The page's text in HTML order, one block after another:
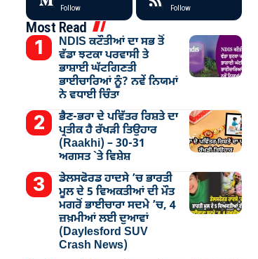
Follow Follow
Most Read
NDIS ਕਟੌਤੀਆਂ ਦਾ ਸਭ ਤੋਂ
ਵੱਡਾ ਝਟਕਾ ਪਰਵਾਸੀ ਤੇ
ਭਾਸ਼ਾਈ ਘੱਟਗਿਣਤੀ
ਭਾਈਚਾਰਿਆਂ ਨੂੰ? ਨਵੇਂ ਨਿਯਮਾਂ
ਨੇ ਵਧਾਈ ਚਿੰਤਾ
ਭੈਣ-ਭਰਾ ਦੇ ਪਵਿੱਤਰ ਰਿਸ਼ਤੇ ਦਾ
ਪ੍ਰਤੀਕ ਹੈ ਰੱਖੜੀ ਤਿਉਹਾਰ
(Raakhi) – 30-31
ਅਗਸਤ `ਤੇ ਵਿਸ਼ੇਸ਼
ਡੇਲਸਫੋਰਡ ਹਾਦਸੇ ’ਚ ਭਾਰਤੀ
ਮੂਲ ਦੇ 5 ਵਿਅਕਤੀਆਂ ਦੀ ਮੌਤ
ਮਗਰੋਂ ਭਾਈਚਾਰਾ ਸਦਮੇ ’ਚ, 4
ਜ਼ਖ਼ਮੀਆਂ ਲਈ ਦੁਆਵਾਂ
(Daylesford SUV
Crash News)